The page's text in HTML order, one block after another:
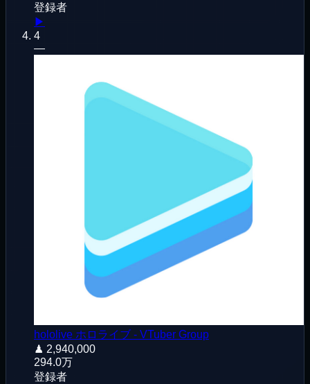
登録者
▶
4
—
hololive ホロライブ - VTuber Group
♟ 2,940,000
294.0万
登録者